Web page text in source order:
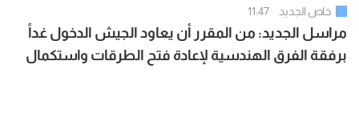
خاص الجديد 11:47
مراسل الجديد: من المقرر أن يعاود الجيش الدخول غداً
برفقة الفرق الهندسية لإعادة فتح الطرقات واستكمال